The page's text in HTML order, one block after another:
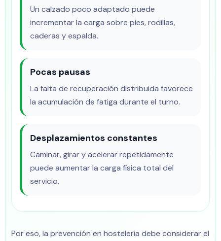
Un calzado poco adaptado puede
incrementar la carga sobre pies, rodillas,
caderas y espalda.
Pocas pausas
La falta de recuperación distribuida favorece
la acumulación de fatiga durante el turno.
Desplazamientos constantes
Caminar, girar y acelerar repetidamente
puede aumentar la carga física total del
servicio.
Por eso, la prevención en hostelería debe considerar el